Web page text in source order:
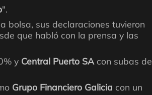
".
bolsa, sus declaraciones tuvieron
que habló con la prensa y las
y Central Puerto SA con subas de
Grupo Financiero Galicia con un